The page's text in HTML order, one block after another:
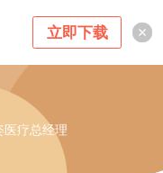
立即下载
医疗总经理